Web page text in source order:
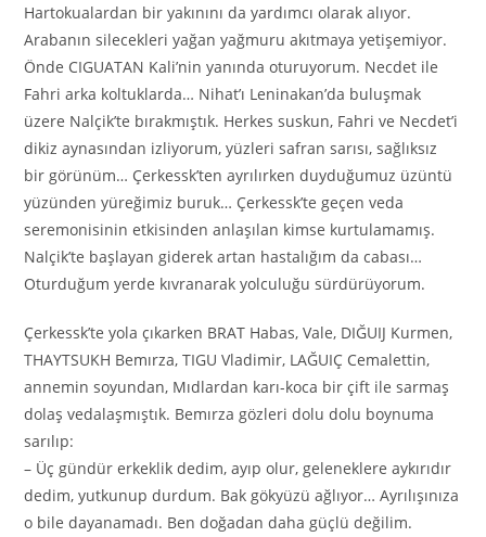
Hartokualardan bir yakınını da yardımcı olarak alıyor.
Arabanın silecekleri yağan yağmuru akıtmaya yetişemiyor.
Önde CIGUATAN Kali’nin yanında oturuyorum. Necdet ile
Fahri arka koltuklarda… Nihat’ı Leninakan’da buluşmak
üzere Nalçik’te bırakmıştık. Herkes suskun, Fahri ve Necdet’i
dikiz aynasından izliyorum, yüzleri safran sarısı, sağlıksız
bir görünüm… Çerkessk’ten ayrılırken duyduğumuz üzüntü
yüzünden yüreğimiz buruk… Çerkessk’te geçen veda
seremonisinin etkisinden anlaşılan kimse kurtulamamış.
Nalçik’te başlayan giderek artan hastalığım da cabası…
Oturduğum yerde kıvranarak yolculuğu sürdürüyorum.
Çerkessk’te yola çıkarken BRAT Habas, Vale, DIĞUIJ Kurmen,
THAYTSUKH Bemırza, TIGU Vladimir, LAĞUIÇ Cemalettin,
annemin soyundan, Mıdlardan karı-koca bir çift ile sarmaş
dolaş vedalaşmıştık. Bemırza gözleri dolu dolu boynuma
sarılıp:
– Üç gündür erkeklik dedim, ayıp olur, geleneklere aykırıdır
dedim, yutkunup durdum. Bak gökyüzü ağlıyor… Ayrılışınıza
o bile dayanamadı. Ben doğadan daha güçlü değilim.